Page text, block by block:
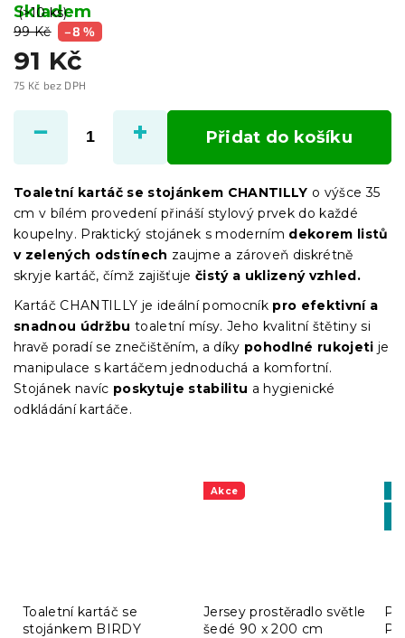
99 Kč –8 %
91 Kč
75 Kč bez DPH
cena:
Skladem
(>10 ks)
Přidat do košíku
Toaletní kartáč se stojánkem CHANTILLY o výšce 35
cm v bílém provedení přináší stylový prvek do každé
koupelny. Praktický stojánek s moderním dekorem listů
v zelených odstínech zaujme a zároveň diskrétně
skryje kartáč, čímž zajišťuje čistý a uklizený vzhled.
Kartáč CHANTILLY je ideální pomocník pro efektivní a
snadnou údržbu toaletní mísy. Jeho kvalitní štětiny si
hravě poradí se znečištěním, a díky pohodlné rukojeti je
manipulace s kartáčem jednoduchá a komfortní.
Stojánek navíc poskytuje stabilitu a hygienické
odkládání kartáče.
Toaletní kartáč se
stojánkem BIRDY
Akce
Jersey prostěradlo světle
šedé 90 x 200 cm